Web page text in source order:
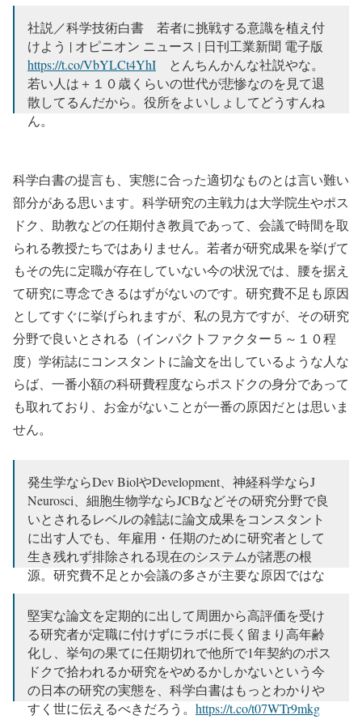
— 日本の科学と技術 (@scitechjp)2018年6月14日
社説／科学技術白書 若者に挑戦する意識を植え付
けよう | オピニオン ニュース | 日刊工業新聞 電子版
https://t.co/VbYLCt4YhI とんちんかんな社説やな。
若い人は＋１０歳くらいの世代が悲惨なのを見て退
散してるんだから。役所をよいしょしてどうすんね
ん。
科学白書の提言も、実態に合った適切なものとは言い難い
部分がある思います。科学研究の主戦力は大学院生やポス
ドク、助教などの任期付き教員であって、会議で時間を取
られる教授たちではありません。若者が研究成果を挙げて
もその先に定職が存在していない今の状況では、腰を据え
て研究に専念できるはずがないのです。研究費不足も原因
としてすぐに挙げられますが、私の見方ですが、その研究
分野で良いとされる（インパクトファクター５～１０程
度）学術誌にコンスタントに論文を出しているような人な
らば、一番小額の科研費程度ならポスドクの身分であって
も取れており、お金がないことが一番の原因だとは思いま
せん。
発生学ならDev BiolやDevelopment、神経科学ならJ
Neurosci、細胞生物学ならJCBなどその研究分野で良
いとされるレベルの雑誌に論文成果をコンスタント
に出す人でも、年雇用・任期のために研究者として
生き残れず排除される現在のシステムが諸悪の根
源。研究費不足とか会議の多さが主要な原因ではな
— 日本の科学と技術 (@scitechjp)2018年6月14日
堅実な論文を定期的に出して周囲から高評価を受け
る研究者が定職に付けずにラボに長く留まり高年齢
化し、挙句の果てに任期切れで他所で1年契約のポス
ドクで拾われるか研究をやめるかしかないという今
の日本の研究の実態を、科学白書はもっとわかりや
すく世に伝えるべきだろう。 https://t.co/t07WTr9mkg